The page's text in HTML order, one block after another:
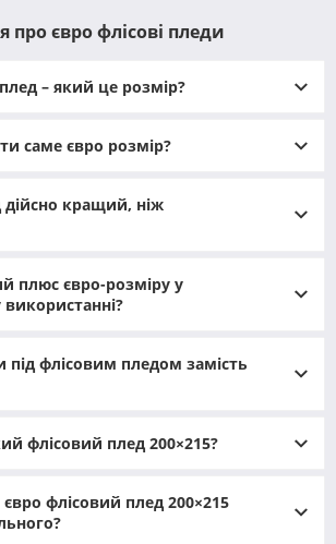
про євро флісові пледи
– який це розмір?
саме євро розмір?
дійсно кращий, ніж
плюс євро-розміру у
флісовим пледом замість
флісовий плед 200×215?
флісовий плед 200×215